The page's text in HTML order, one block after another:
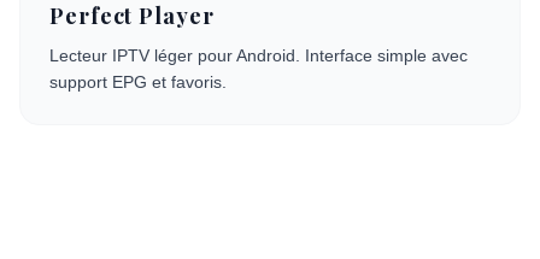
Perfect Player
Lecteur IPTV léger pour Android. Interface simple avec
support EPG et favoris.